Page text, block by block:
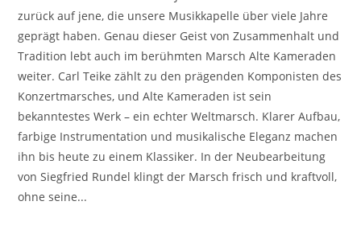
zurück auf jene, die unsere Musikkapelle über viele Jahre
geprägt haben. Genau dieser Geist von Zusammenhalt und
Tradition lebt auch im berühmten Marsch Alte Kameraden
weiter. Carl Teike zählt zu den prägenden Komponisten des
Konzertmarsches, und Alte Kameraden ist sein
bekanntestes Werk – ein echter Weltmarsch. Klarer Aufbau,
farbige Instrumentation und musikalische Eleganz machen
ihn bis heute zu einem Klassiker. In der Neubearbeitung
von Siegfried Rundel klingt der Marsch frisch und kraftvoll,
ohne seine...